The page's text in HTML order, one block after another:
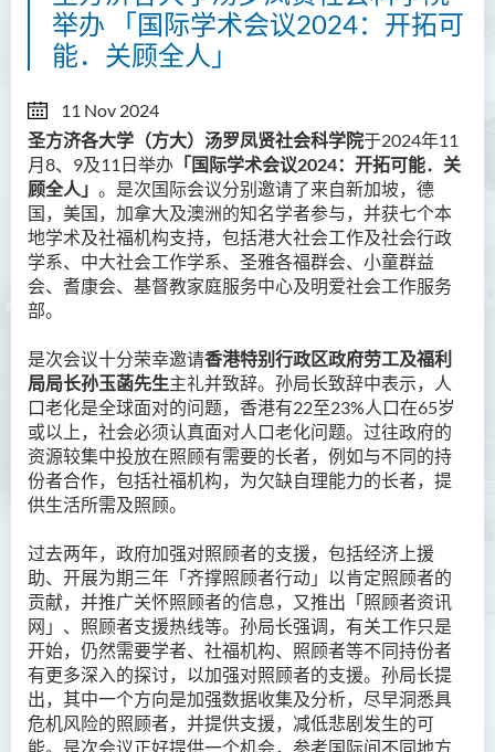
举办 「国际学术会议2024：开拓可
能．关顾全人」
11 Nov 2024
圣方济各大学（方大）汤罗凤贤社会科学院于2024年11
月8、 9及11 日举办 「国际学术会议2024：开拓可能．关
顾全人」 。是次国际会议分别邀请了来自新加坡，德
国，美国，加拿大及澳洲的知名学者参与，并获七个本
地学术及社福机构支持，包括港大社会工作及社会行政
学系、中大社会工作学系、圣雅各福群会、小童群益
会、耆康会、基督教家庭服务中心及明爱社会工作服务
部。
是次会议十分荣幸邀请香港特别行政区政府劳工及福利
局局长孙玉菡先生主礼并致辞。孙局长致辞中表示，人
口老化是全球面对的问题，香港有22至23%人口在65岁
或以上，社会必须认真面对人口老化问题。过往政府的
资源较集中投放在照顾有需要的长者，例如与不同的持
份者合作，包括社福机构，为欠缺自理能力的长者，提
供生活所需及照顾。
过去两年，政府加强对照顾者的支援，包括经济上援
助、开展为期三年「齐撑照顾者行动」以肯定照顾者的
贡献，并推广关怀照顾者的信息，又推出「照顾者资讯
网」、照顾者支援热线等。孙局长强调，有关工作只是
开始，仍然需要学者、社福机构、照顾者等不同持份者
有更多深入的探讨，以加强对照顾者的支援。孙局长提
出，其中一个方向是加强数据收集及分析，尽早洞悉具
危机风险的照顾者，并提供支援，减低悲剧发生的可
能。是次会议正好提供一个机会，参考国际间不同地方